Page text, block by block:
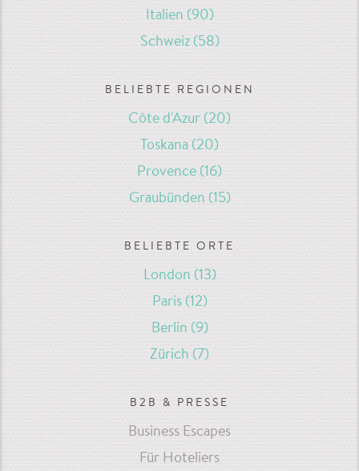
Italien (90)
Schweiz (58)
BELIEBTE REGIONEN
Côte d'Azur (20)
Toskana (20)
Provence (16)
Graubünden (15)
BELIEBTE ORTE
London (13)
Paris (12)
Berlin (9)
Zürich (7)
B2B & PRESSE
Business Escapes
Für Hoteliers